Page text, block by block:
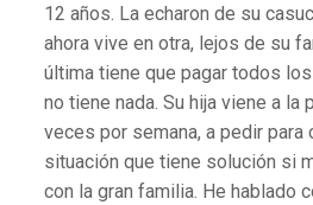
12 años. La echaron de su
ahora vive en otra, lejos de su
última tiene que pagar todos
no tiene nada. Su hija viene a la
veces por semana, a pedir para
situación que tiene solución si
con la gran familia. He hablado